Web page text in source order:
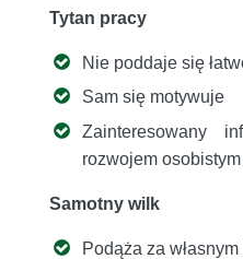
Tytan pracy
Nie poddaje się
Sam się motywuje
Zainteresowany
rozwojem osobistym
Samotny wilk
Podąża za